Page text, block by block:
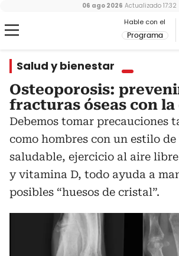
Hable con el
Programa
06 ago 2026 Actualizado 17:32
Salud y bienestar
Osteoporosis:
fracturas óseas con la
Debemos tomar precauciones
como hombres con un estilo de
saludable, ejercicio al aire
y vitamina D, todo ayuda a
posibles “huesos de cristal”.